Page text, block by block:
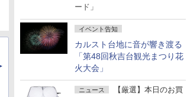
ード」
イベント告知
カルスト台地に音が響き渡る
「第48回秋吉台観光まつり花
火大会」
ニュース
【厳選】本日のお買